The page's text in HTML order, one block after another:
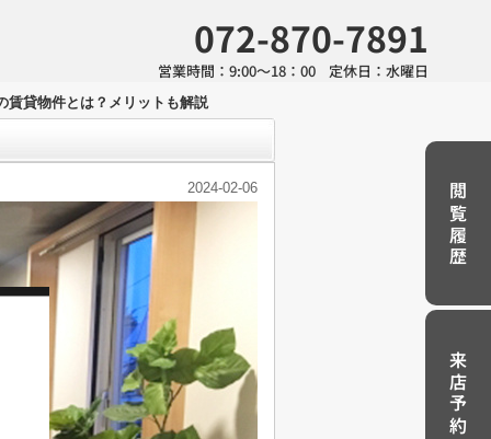
072-870-7891
営業時間： 9:00～18：00 定休日： 水曜日
閲覧履歴
来店予約
賃貸物件とは？メリットも解説
2024-02-06